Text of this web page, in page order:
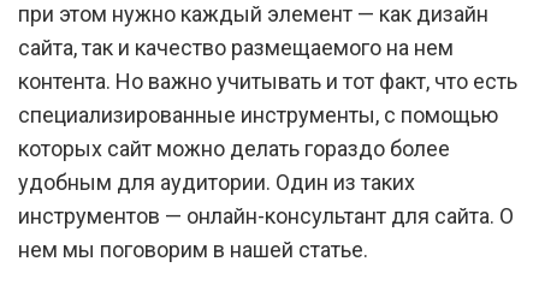
при этом нужно каждый элемент — как дизайн
сайта, так и качество размещаемого на нем
контента. Но важно учитывать и тот факт, что есть
специализированные инструменты, с помощью
которых сайт можно делать гораздо более
удобным для аудитории. Один из таких
инструментов — онлайн-консультант для сайта. О
нем мы поговорим в нашей статье.